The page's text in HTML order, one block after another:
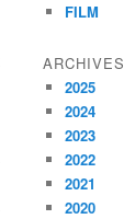
FILM
ARCHIVES
2025
2024
2023
2022
2021
2020